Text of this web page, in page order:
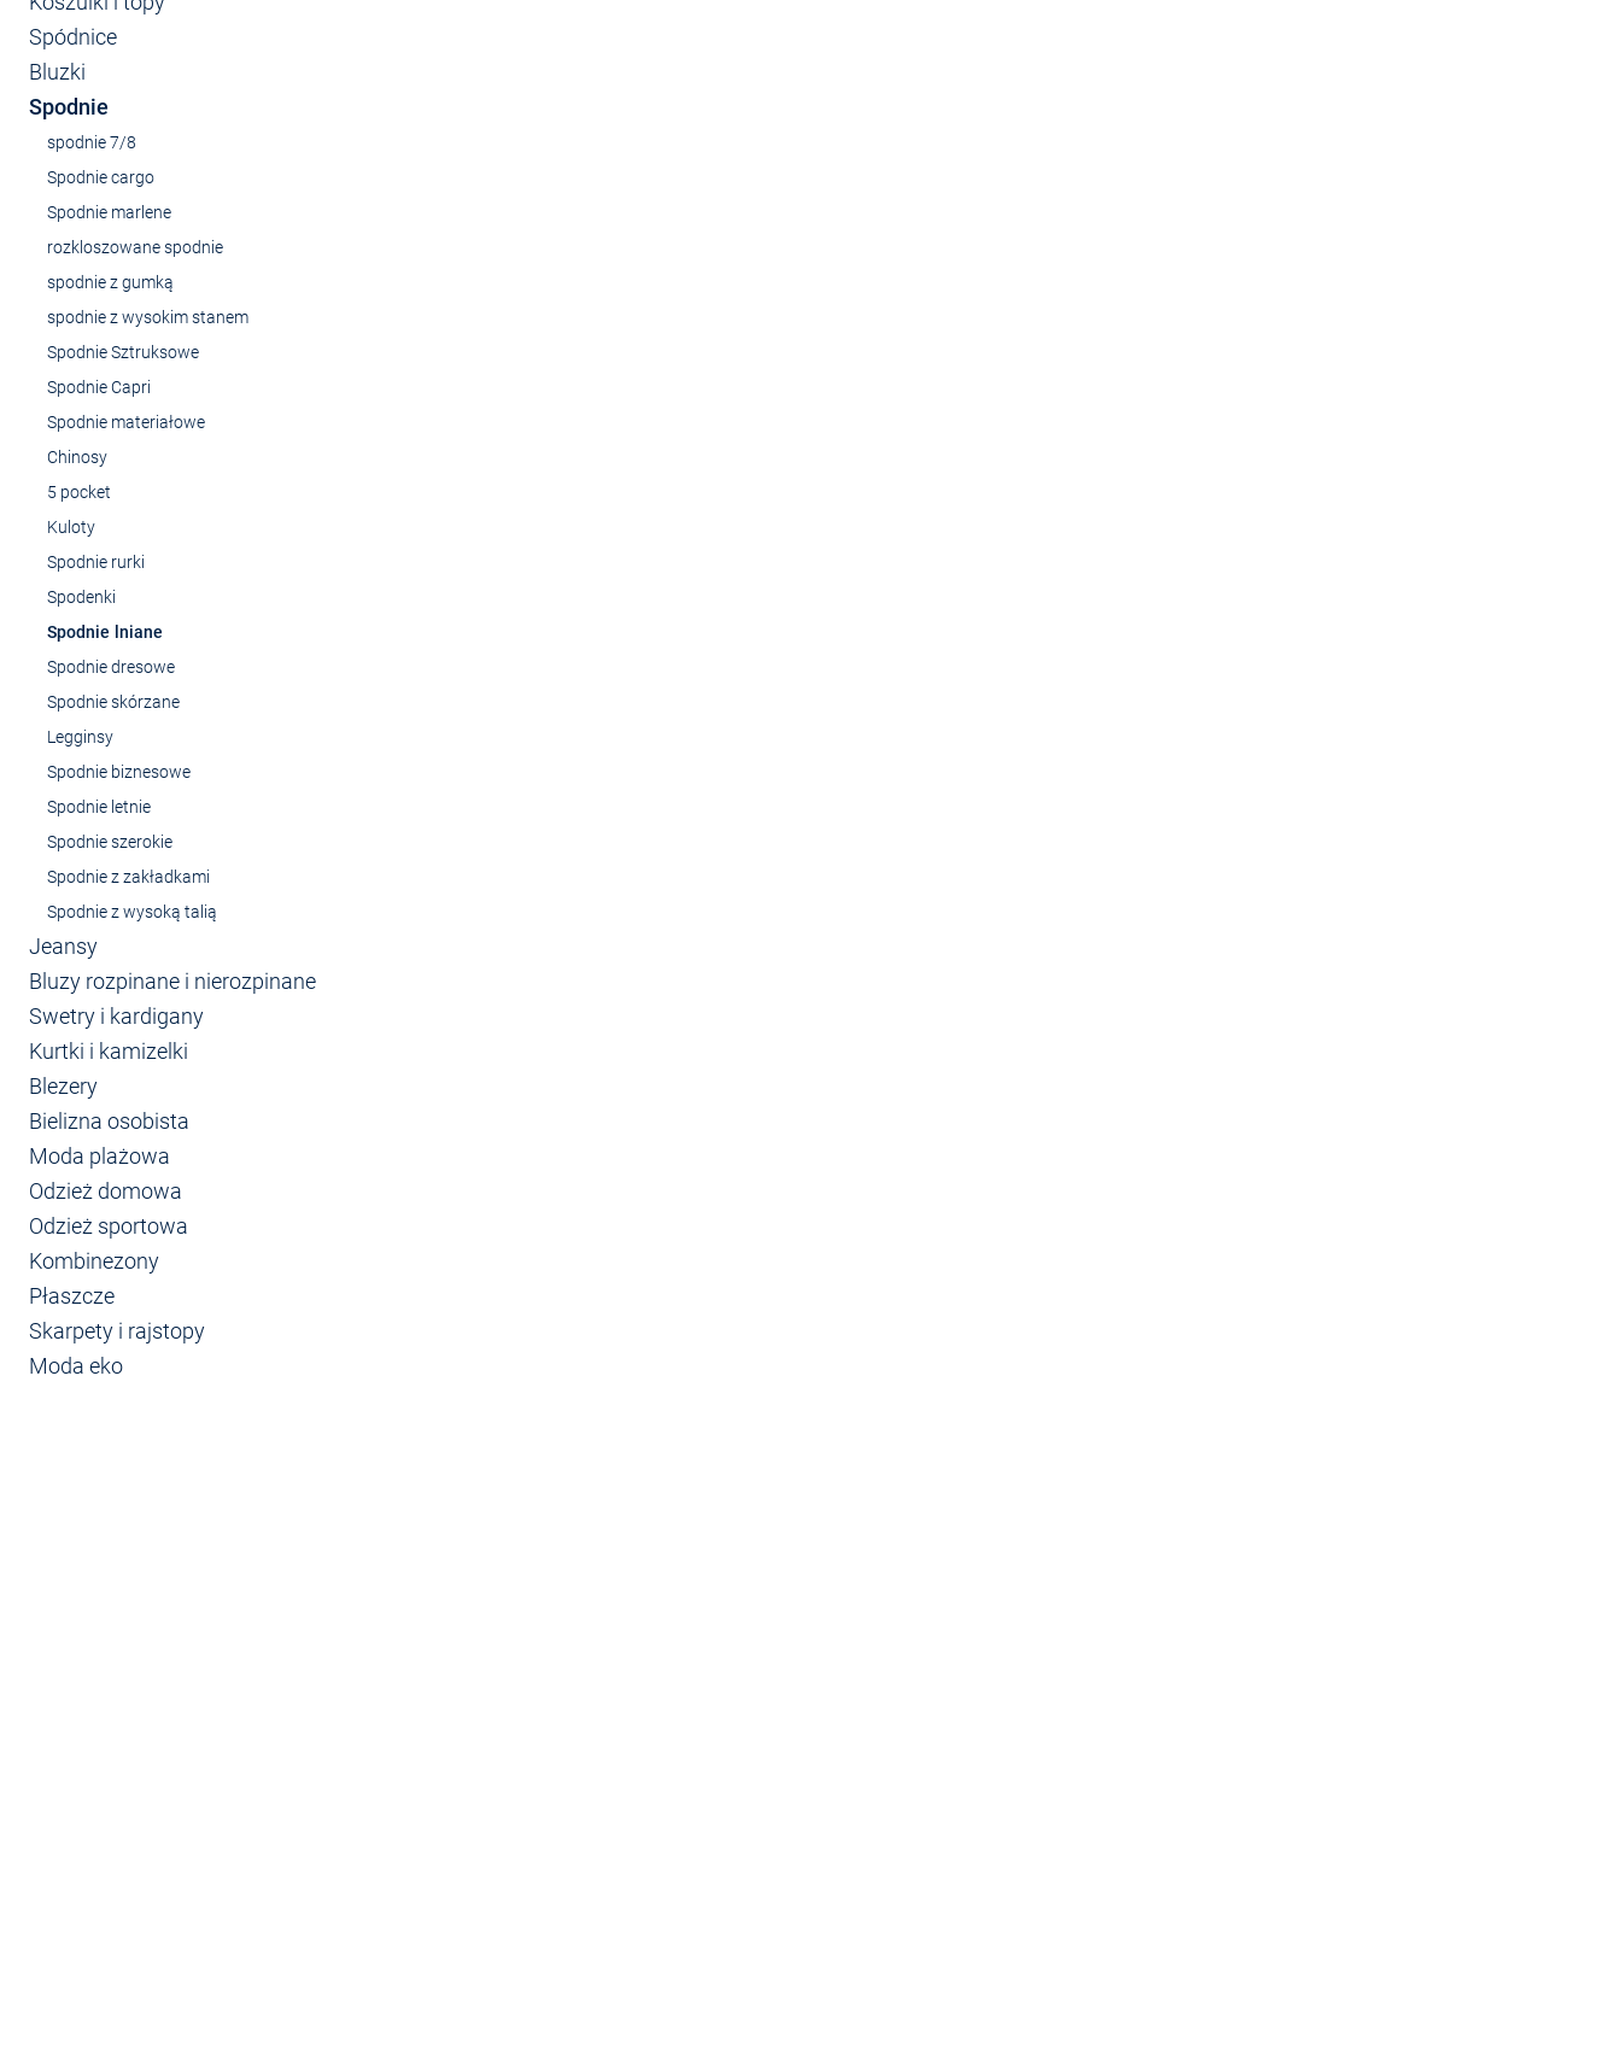
Spódnice
Bluzki
Spodnie
spodnie 7/8
Spodnie cargo
Spodnie marlene
rozkloszowane spodnie
spodnie z gumką
spodnie z wysokim stanem
Spodnie Sztruksowe
Spodnie Capri
Spodnie materiałowe
Chinosy
5 pocket
Kuloty
Spodnie rurki
Spodenki
Spodnie lniane
Spodnie dresowe
Spodnie skórzane
Legginsy
Spodnie biznesowe
Spodnie letnie
Spodnie szerokie
Spodnie z zakładkami
Spodnie z wysoką talią
Jeansy
Bluzy rozpinane i nierozpinane
Swetry i kardigany
Kurtki i kamizelki
Blezery
Bielizna osobista
Moda plażowa
Odzież domowa
Odzież sportowa
Kombinezony
Płaszcze
Skarpety i rajstopy
Moda eko